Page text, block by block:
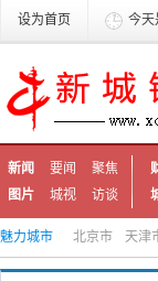
设为首页 今天
新闻 要闻
聚焦
图片
城视 访谈
魅力城市 北京市 天津